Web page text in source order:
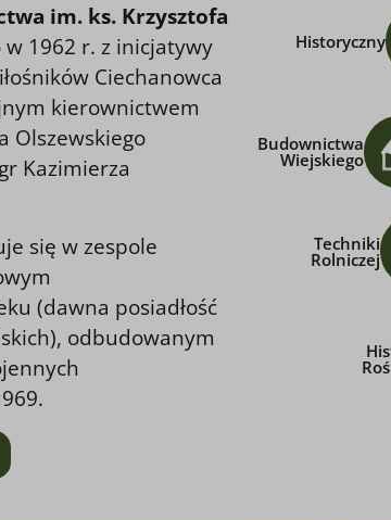
im. ks. Krzysztofa
w 1962 r. z inicjatywy
Ciechanowca
kierownictwem
Olszewskiego
Kazimierza
się w zespole
(dawna posiadłość
odbudowanym
Techniki
Rolniczej
Budownictwa
Wiejskiego
Historyczny